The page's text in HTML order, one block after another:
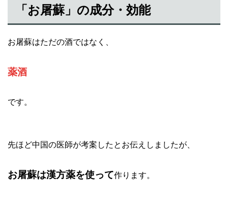
「お屠蘇」の成分・効能
お屠蘇はただの酒ではなく、
薬酒
です。
先ほど中国の医師が考案したとお伝えしましたが、
お屠蘇は漢方薬を使って作ります。